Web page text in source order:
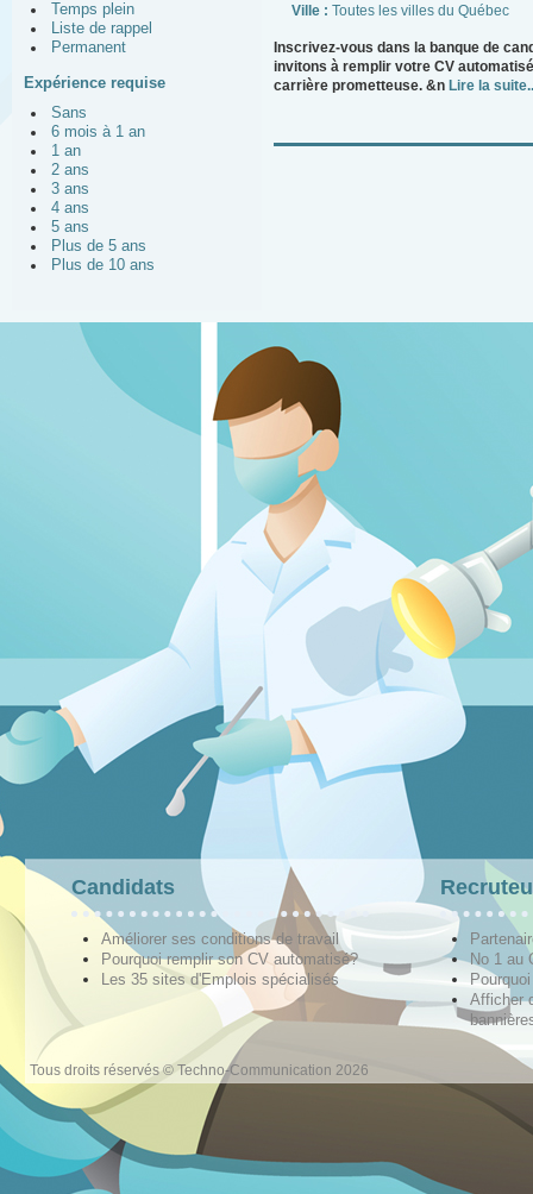
Temps plein
Liste de rappel
Permanent
Expérience requise
Sans
6 mois à 1 an
1 an
2 ans
3 ans
4 ans
5 ans
Plus de 5 ans
Plus de 10 ans
Ville : Toutes les villes du Québec
Inscrivez-vous dans la banque de
invitons à remplir votre CV
carrière prometteuse. &n Lire la
Candidats
Améliorer ses conditions de travail
Pourquoi remplir son CV automatisé?
Les 35 sites d'Emplois spécialisés
No 1 au
Afficher
Tous droits réservés © Techno-Communication 2026